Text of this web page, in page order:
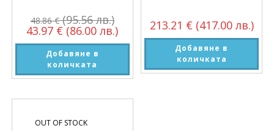
48.86€ (95.56 лв.)
43.97 € (86.00 лв.)
Добавяне в
количката
213.21 € (417.00 лв.)
Добавяне в
количката
OUT OF STOCK